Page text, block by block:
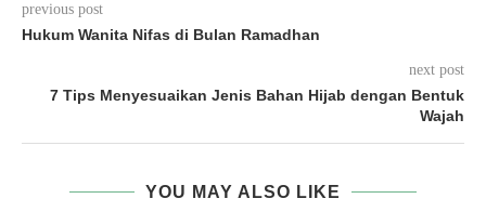
previous post
Hukum Wanita Nifas di Bulan Ramadhan
next post
7 Tips Menyesuaikan Jenis Bahan Hijab dengan Bentuk
Wajah
YOU MAY ALSO LIKE